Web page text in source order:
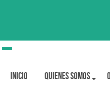
Toggle
Inicio Quienes Somos